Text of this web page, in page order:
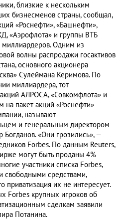
близкие к нескольким
бизнесменов страны, сообщал,
«Роснефти», «Башнефти»,
«Аэрофлота» и группы ВТБ
миллиардеров. Одним из
волны распродажи госактивов
основного акционера
Сулеймана Керимова. По
миллиардера, тот
АЛРОСА, «Совкомфлота» и
на пакет акций «Роснефти»
называют
и генеральным директором
Богданов. «Они грозились», —
Forbes. По данным Reuters,
могут быть проданы 4%
участники списка Forbes,
свободными средствами,
приватизация их не интересует.
Forbes крупных игроков об
сделкам заявили
Потанина.